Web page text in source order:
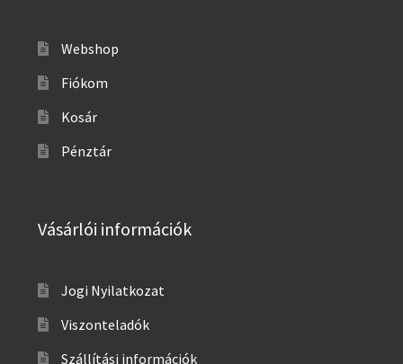
Webshop
Fiókom
Kosár
Pénztár
Vásárlói információk
Jogi Nyilatkozat
Viszonteladók
Szállítási információk